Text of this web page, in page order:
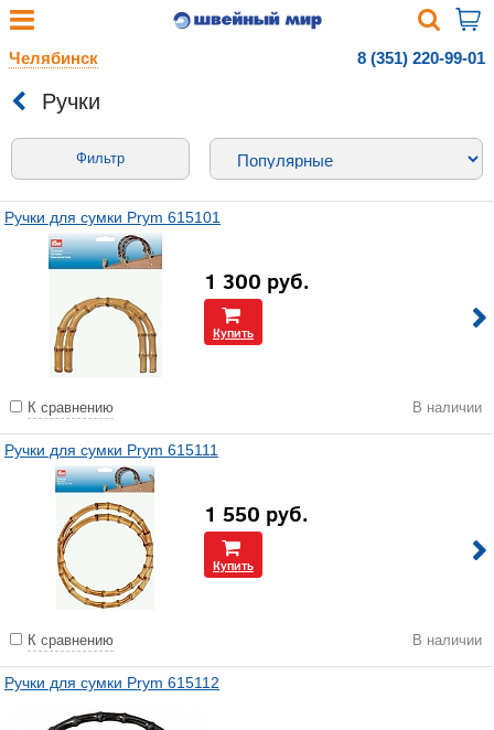
Челябинск 8 (351) 220-99-01
Ручки
Фильтр
Ручки для сумки Prym 615101
1 300 руб.
Купить
К сравнению В наличии
Ручки для сумки Prym 615111
1 550 руб.
Купить
К сравнению В наличии
Ручки для сумки Prym 615112